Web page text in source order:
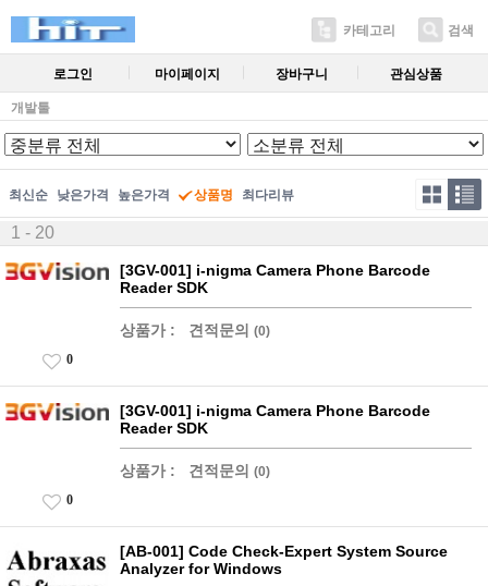
카테고리 검색
로그인 마이페이지 장바구니 관심상품
개발툴
최신순 낮은가격 높은가격 상품명 최다리뷰
1 - 20
[3GV-001] i-nigma Camera Phone Barcode
Reader SDK
상품가 : 견적문의 (0)
0
[3GV-001] i-nigma Camera Phone Barcode
Reader SDK
상품가 : 견적문의 (0)
0
[AB-001] Code Check-Expert System Source
Analyzer for Windows